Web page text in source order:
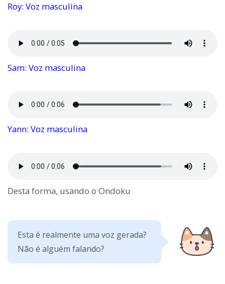
Roy: Voz masculina
Sam: Voz masculina
Yann: Voz masculina
Desta forma, usando o Ondoku
Esta é realmente uma voz gerada?
Não é alguém falando?